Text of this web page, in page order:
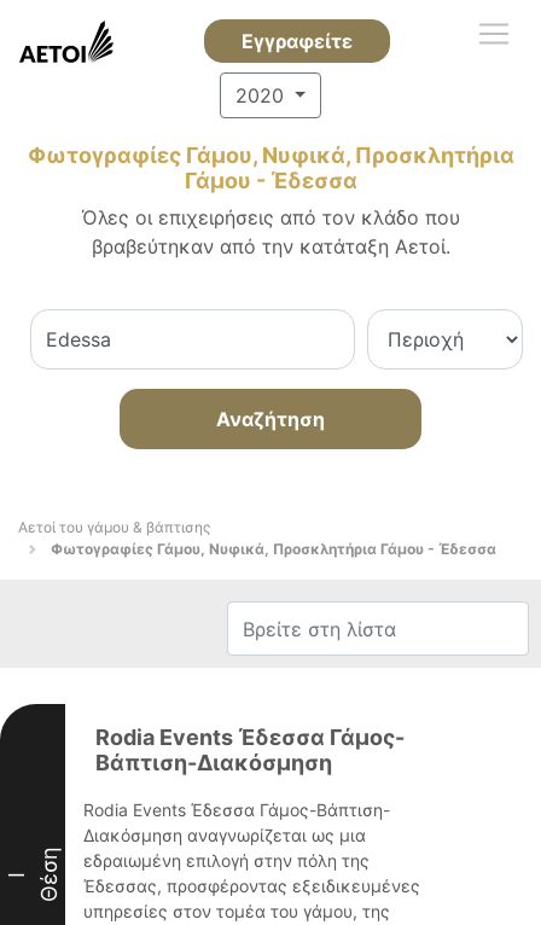
Εγγραφείτε
2020
Φωτογραφίες Γάμου, Νυφικά, Προσκλητήρια
Γάμου - Έδεσσα
Όλες οι επιχειρήσεις από τον κλάδο που
βραβεύτηκαν από την κατάταξη Αετοί.
Αναζήτηση
Αετοί του γάμου & βάπτισης
Φωτογραφίες Γάμου, Νυφικά, Προσκλητήρια Γάμου - Έδεσσα
I Θέση
Rodia Events Έδεσσα Γάμος-
Βάπτιση-Διακόσμηση
Rodia Events Έδεσσα Γάμος-Βάπτιση-
Διακόσμηση αναγνωρίζεται ως μια
εδραιωμένη επιλογή στην πόλη της
Έδεσσας, προσφέροντας εξειδικευμένες
υπηρεσίες στον τομέα του γάμου, της